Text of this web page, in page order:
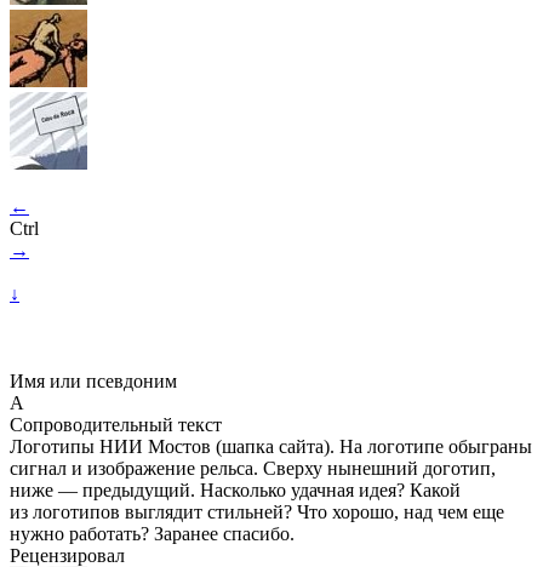
←
Ctrl
→
↓
Имя или псевдоним
А
Сопроводительный текст
Логотипы НИИ Мостов (шапка сайта). На логотипе обыграны
сигнал и изображение рельса. Cверху нынешний доготип,
ниже — предыдущий. Насколько удачная идея? Какой
из логотипов выглядит стильней? Что хорошо, над чем еще
нужно работать? Заранее спасибо.
Рецензировал